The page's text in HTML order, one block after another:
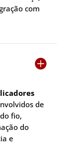
com

de
fio,
do
e